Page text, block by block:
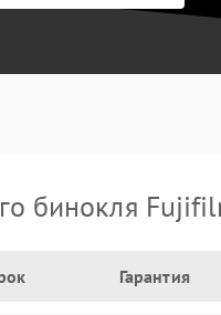
бинокля
Гарантия